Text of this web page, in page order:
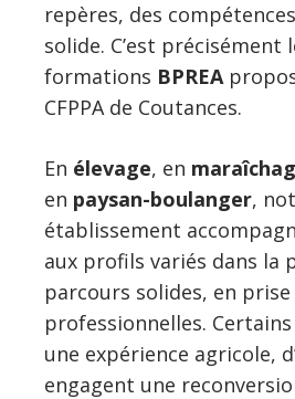
repères, des
solide. C’est précisément
formations BPREA
CFPPA de Coutances.
En élevage, en
en paysan-boulanger,
établissement
aux profils variés dans la
parcours solides, en
professionnelles.
une expérience agricole,
engagent une